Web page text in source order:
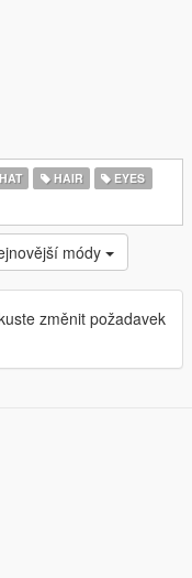
HAIR
EYES
módy
změnit požadavek